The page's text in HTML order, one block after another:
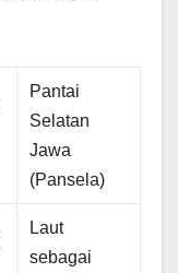
Pantai
Selatan
Jawa
(Pansela)
Laut
sebagai